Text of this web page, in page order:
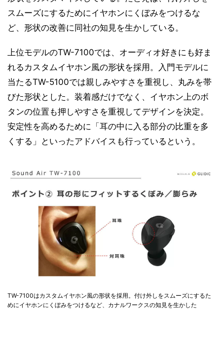
スムーズにするためにイヤホンにくぼみをつけるな
ど、形状の改善に同社の知見を生かしている。
上位モデルのTW-7100では、オーディオ好きにも好ま
れるカスタムイヤホン風の形状を採用。入門モデルに
当たるTW-5100では親しみやすさを重視し、丸みを帯
びた形状とした。装着感だけでなく、イヤホン上のボ
タンの位置も押しやすさを重視してデザインを決定。
安定性を高めるために「耳の中に入る部分の比重を多
くする」といったアドバイスも行っているという。
TW-7100はカスタムイヤホン風の形状を採用。付け外しをスムーズにするた
めにイヤホンにくぼみをつけるなど、カナルワークスの知見を生かした